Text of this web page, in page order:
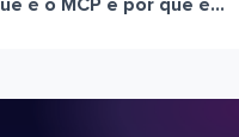
é o MCP e por que é...